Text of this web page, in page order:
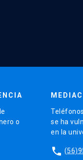
o
se ha
en la
phone